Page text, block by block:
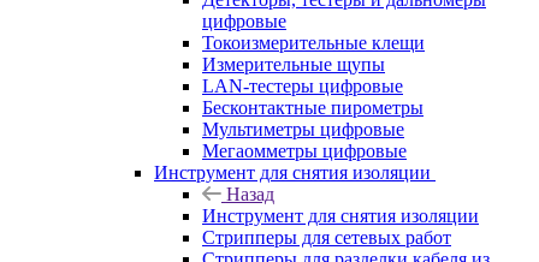
цифровые
Токоизмерительные клещи
Измерительные щупы
LAN-тестеры цифровые
Бесконтактные пирометры
Мультиметры цифровые
Мегаомметры цифровые
Инструмент для снятия изоляции
Назад
Инструмент для снятия изоляции
Стрипперы для сетевых работ